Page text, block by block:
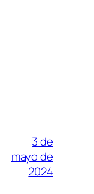
3 de
mayo de
2024